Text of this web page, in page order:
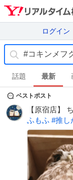
ログイン
話題 最新
ベストポスト
【原宿店】
ふもふ #推し